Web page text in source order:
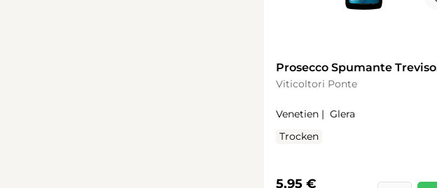
Prosecco Spumante Treviso
Extra Dry 0,2l
Viticoltori Ponte
Venetien | Glera
Trocken
Regulärer Preis:
5,95 €